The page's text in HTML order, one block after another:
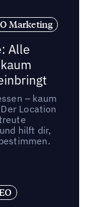
Marketing
Alle
– kaum
Location
hilft dir,